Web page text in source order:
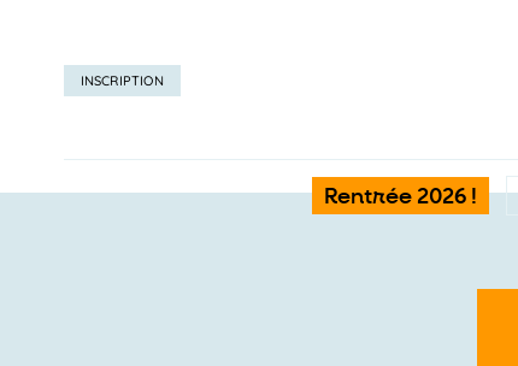
Rentrée 2026 !
INSCRIPTION